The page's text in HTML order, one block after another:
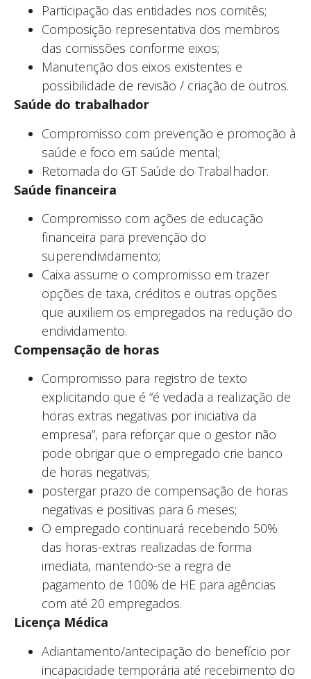
Participação das entidades nos comitês;
Composição representativa dos membros
das comissões conforme eixos;
Manutenção dos eixos existentes e
possibilidade de revisão / criação de outros.
Saúde do trabalhador
Compromisso com prevenção e promoção à
saúde e foco em saúde mental;
Retomada do GT Saúde do Trabalhador.
Saúde financeira
Compromisso com ações de educação
financeira para prevenção do
superendividamento;
Caixa assume o compromisso em trazer
opções de taxa, créditos e outras opções
que auxiliem os empregados na redução do
endividamento.
Compensação de horas
Compromisso para registro de texto
explicitando que é “é vedada a realização de
horas extras negativas por iniciativa da
empresa”, para reforçar que o gestor não
pode obrigar que o empregado crie banco
de horas negativas;
postergar prazo de compensação de horas
negativas e positivas para 6 meses;
O empregado continuará recebendo 50%
das horas-extras realizadas de forma
imediata, mantendo-se a regra de
pagamento de 100% de HE para agências
com até 20 empregados.
Licença Médica
Adiantamento/antecipação do benefício por
incapacidade temporária até recebimento do